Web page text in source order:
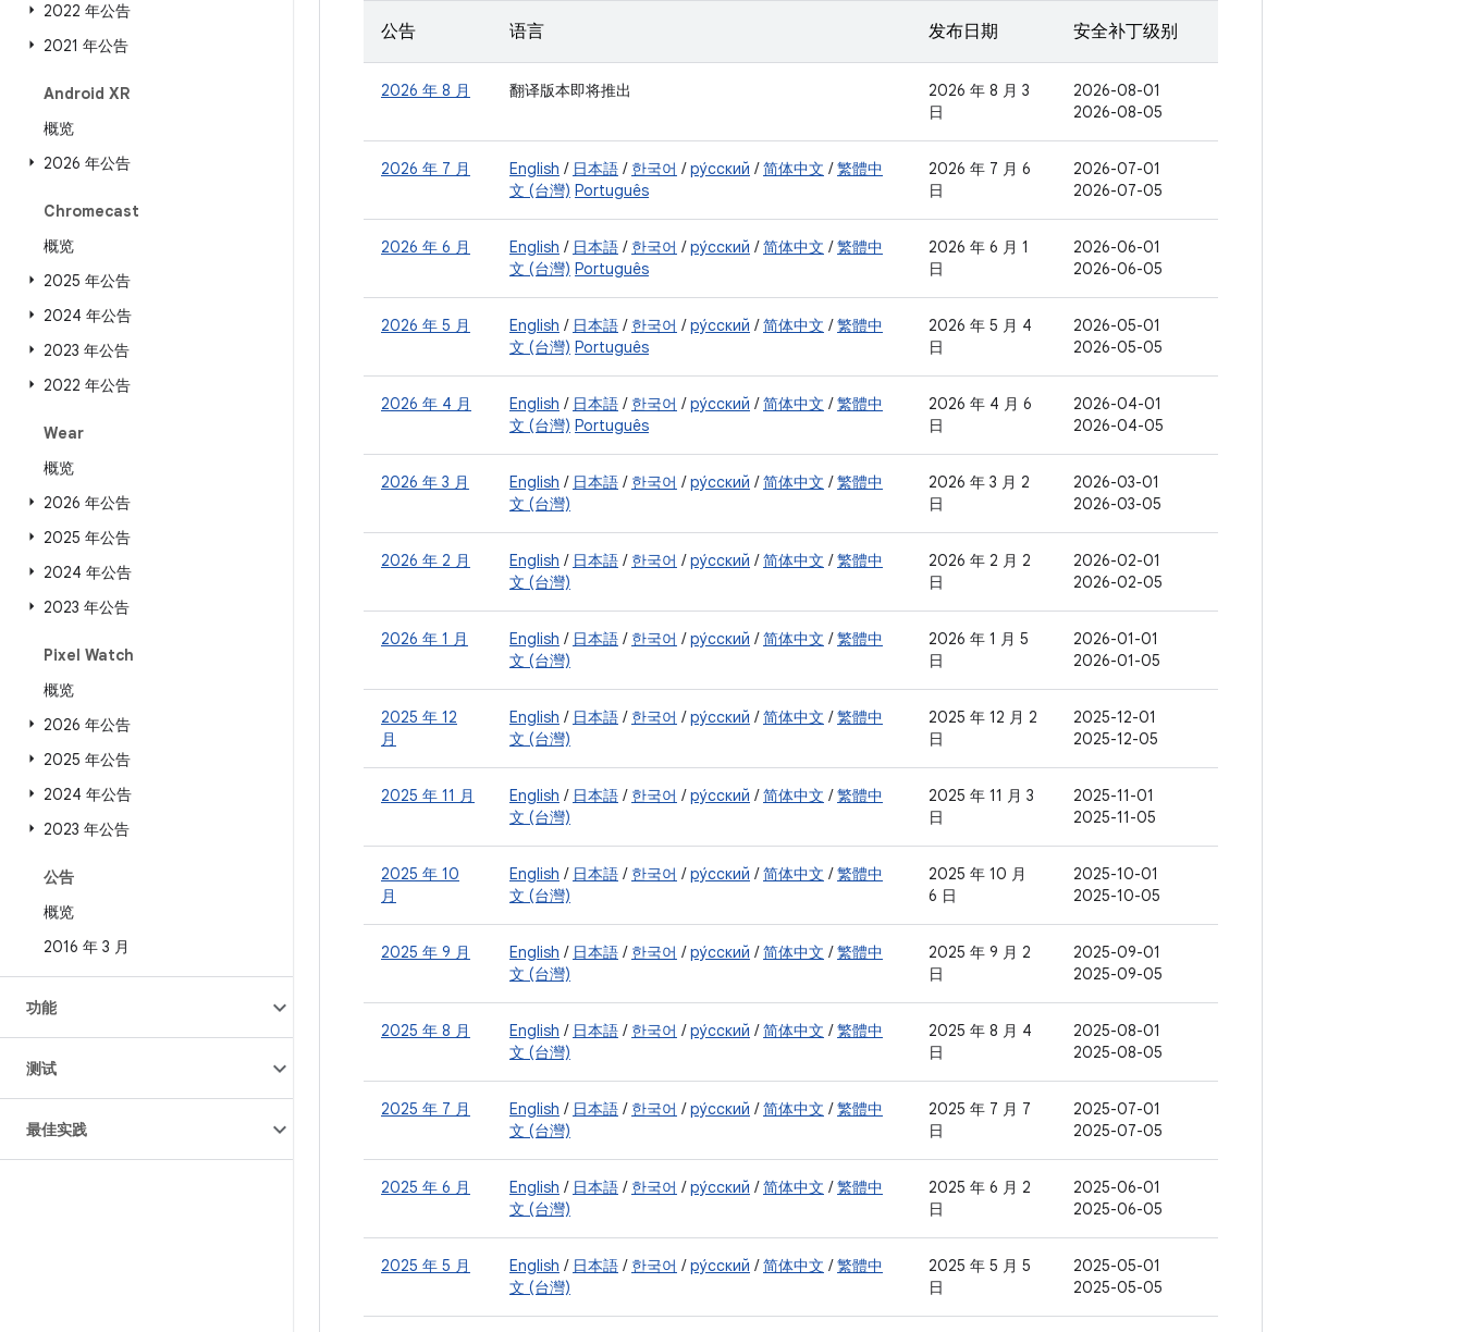
2022 年公告
2021 年公告
Android XR
概览
2026 年公告
Chromecast
概览
2025 年公告
2024 年公告
2023 年公告
2022 年公告
Wear
概览
2026 年公告
2025 年公告
2024 年公告
2023 年公告
Pixel Watch
概览
2026 年公告
2025 年公告
2024 年公告
2023 年公告
公告
概览
2016 年 3 月
功能
测试
最佳实践
公告 语言 发布日期 安全补丁级别
2026 年 8 月 翻译版本即将推出
2026 年 8 月 3
日
2026-08-01
2026-08-05
2026 年 7 月 English / 日本語 / 한국어 /ру́сский /简体中文 /繁體中
文 (台灣) Português
2026 年 7 月 6
日
2026-07-01
2026-07-05
2026 年 6 月 English / 日本語 / 한국어 /ру́сский /简体中文 /繁體中
文 (台灣) Português
2026 年 6 月 1
日
2026-06-01
2026-06-05
2026 年 5 月 English / 日本語 / 한국어 /ру́сский /简体中文 /繁體中
文 (台灣) Português
2026 年 5 月 4
日
2026-05-01
2026-05-05
2026 年 4 月 English / 日本語 / 한국어 /ру́сский /简体中文 /繁體中
文 (台灣) Português
2026 年 4 月 6
日
2026-04-01
2026-04-05
2026 年 3 月 English / 日本語 / 한국어 /ру́сский /简体中文 /繁體中
文 (台灣)
2026 年 3 月 2
日
2026-03-01
2026-03-05
2026 年 2 月 English / 日本語 / 한국어 /ру́сский /简体中文 /繁體中
文 (台灣)
2026 年 2 月 2
日
2026-02-01
2026-02-05
2026 年 1 月 English / 日本語 / 한국어 /ру́сский /简体中文 /繁體中
文 (台灣)
2026 年 1 月 5
日
2026-01-01
2026-01-05
2025 年 12
月
English / 日本語 / 한국어 /ру́сский /简体中文 /繁體中
文 (台灣)
2025 年 12 月 2
日
2025-12-01
2025-12-05
2025 年 11 月 English / 日本語 / 한국어 /ру́сский /简体中文 /繁體中
文 (台灣)
2025 年 11 月 3
日
2025-11-01
2025-11-05
2025 年 10
月
English / 日本語 / 한국어 /ру́сский /简体中文 /繁體中
文 (台灣)
2025 年 10 月
6 日
2025-10-01
2025-10-05
2025 年 9 月 English / 日本語 / 한국어 /ру́сский /简体中文 /繁體中
文 (台灣)
2025 年 9 月 2
日
2025-09-01
2025-09-05
2025 年 8 月 English / 日本語 / 한국어 /ру́сский /简体中文 /繁體中
文 (台灣)
2025 年 8 月 4
日
2025-08-01
2025-08-05
2025 年 7 月 English / 日本語 / 한국어 /ру́сский /简体中文 /繁體中
文 (台灣)
2025 年 7 月 7
日
2025-07-01
2025-07-05
2025 年 6 月 English / 日本語 / 한국어 /ру́сский /简体中文 /繁體中
文 (台灣)
2025 年 6 月 2
日
2025-06-01
2025-06-05
2025 年 5 月 English / 日本語 / 한국어 /ру́сский /简体中文 /繁體中
文 (台灣)
2025 年 5 月 5
日
2025-05-01
2025-05-05